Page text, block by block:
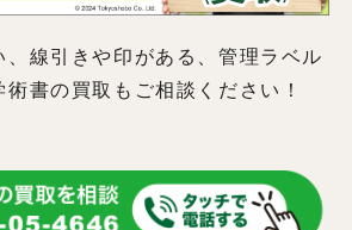
、線引きや印がある、管理ラベル
書の買取もご相談ください！